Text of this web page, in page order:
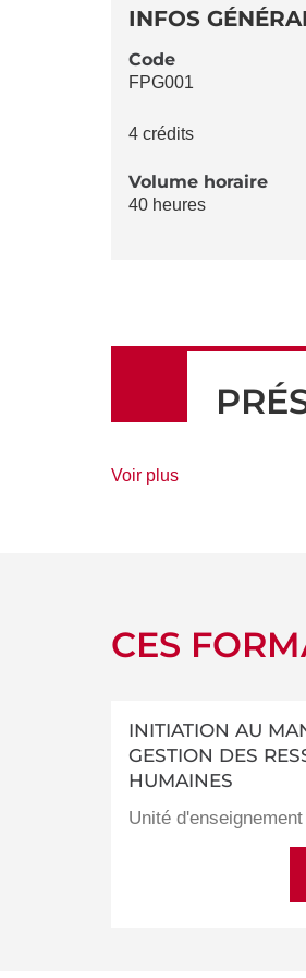
DE
LA
INFOS
Code
FPG001
4 crédits
Volume horaire
40 heures
Voir plusde
CES
INITIATION AU
GESTION DES
HUMAINES
Unité d'enseignement